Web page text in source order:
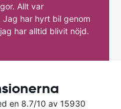
Allt var
Jag har hyrt bil genom
har alltid blivit nöjd.
en 8.7/10 av 15930